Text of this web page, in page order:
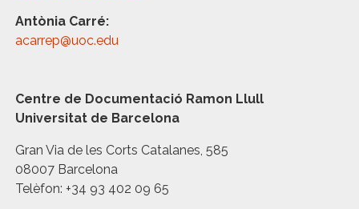
Antònia Carré:
acarrep@uoc.edu
Centre de Documentació Ramon Llull
Universitat de Barcelona
Gran Via de les Corts Catalanes, 585
08007 Barcelona
Telèfon: +34 93 402 09 65